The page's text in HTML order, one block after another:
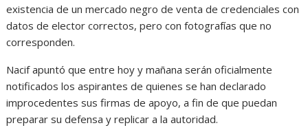
existencia de un mercado negro de venta de credenciales con
datos de elector correctos, pero con fotografías que no
corresponden.
Nacif apuntó que entre hoy y mañana serán oficialmente
notificados los aspirantes de quienes se han declarado
improcedentes sus firmas de apoyo, a fin de que puedan
preparar su defensa y replicar a la autoridad.